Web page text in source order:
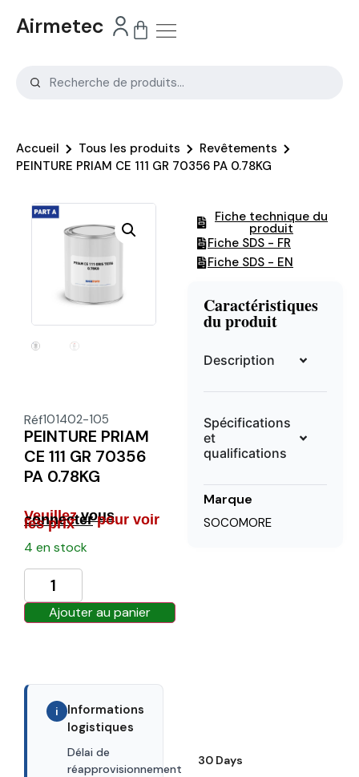
Airmetec
Accueil Tous les produits
Revêtements
PEINTURE PRIAM CE 111 GR 70356 PA 0.78KG
Réf101402-105
PEINTURE PRIAM
CE 111 GR 70356
PA 0.78KG
Veuillezvous
connecterpour voir
les prix
4 en stock
Ajouter au panier
i
Informations
logistiques
Délai de
réapprovisionnement
30 Days
Fiche technique du
produit
Fiche SDS - FR
Fiche SDS - EN
Caractéristiques
du produit
Description
Spécifications
et
qualifications
Marque
SOCOMORE